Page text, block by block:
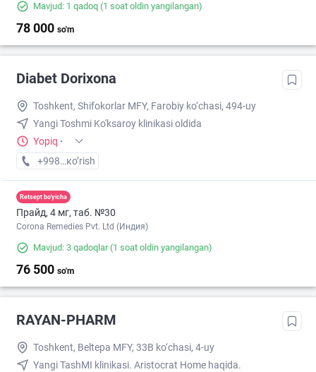
Mavjud: 1 qadoq (1 soat oldin yangilangan)
78 000 so'm
Diabet Dorixona
Toshkent, Shifokorlar MFY, Farobiy ko‘chasi, 494-uy
Yangi Toshmi Ko'ksaroy klinikasi oldida
Yopiq ·
+998 (55) XXX-XX-XX
кo’rish
Retsept bo'yicha
Прайд, 4 мг, таб. №30
Corona Remedies Pvt. Ltd (Индия)
Mavjud: 3 qadoqlar(1 soat oldin yangilangan)
76 500 so'm
RAYAN-PHARM
Toshkent, Beltepa MFY, 33B ko‘chasi, 4-uy
Yangi TashMI klinikasi. Aristocrat Home haqida.